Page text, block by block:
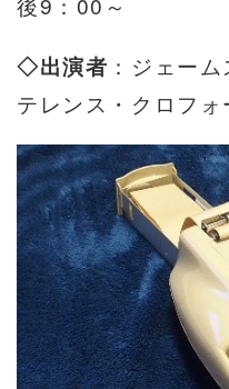
◇出演者 ：ジェー
テレンス・クロフォ